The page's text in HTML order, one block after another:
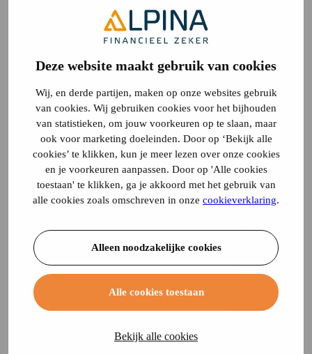
Deze website maakt gebruik van cookies
Wij, en derde partijen, maken op onze websites gebruik
van cookies. Wij gebruiken cookies voor het bijhouden
van statistieken, om jouw voorkeuren op te slaan, maar
ook voor marketing doeleinden. Door op ‘Bekijk alle
cookies’ te klikken, kun je meer lezen over onze cookies
en je voorkeuren aanpassen. Door op 'Alle cookies
toestaan' te klikken, ga je akkoord met het gebruik van
alle cookies zoals omschreven in onze cookieverklaring.
Alleen noodzakelijke cookies
Alle cookies toestaan
Bekijk alle cookies